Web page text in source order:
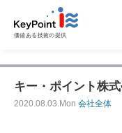
価値ある技術の提供
キー・ポイント株
2020.08.03.Mon 会社全体